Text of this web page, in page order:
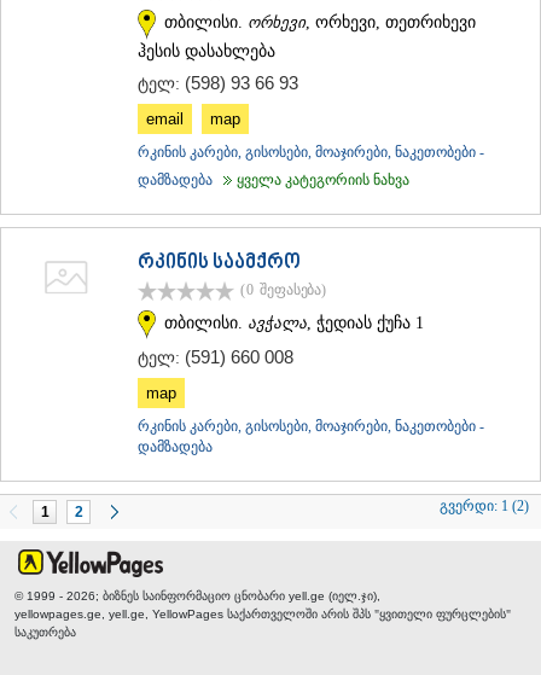
თბილისი. ორხევი, ორხევი, თეთრიხევი
ჰესის დასახლება
ტელ: (598) 93 66 93
email map
რკინის კარები, გისოსები, მოაჯირები, ნაკეთობები -
დამზადება
ყველა კატეგორიის ნახვა
რკინის საამქრო
(0 შეფასება)
თბილისი. ავჭალა , ჭედიას ქუჩა 1
ტელ: (591) 660 008
map
რკინის კარები, გისოსები, მოაჯირები, ნაკეთობები -
დამზადება
1 2 გვერდი: 1 (2)
© 1999 - 2026; ბიზნეს საინფორმაციო ცნობარი yell.ge (იელ.ჯი),
yellowpages.ge, yell.ge, YellowPages საქართველოში არის შპს "ყვითელი ფურცლების"
საკუთრება